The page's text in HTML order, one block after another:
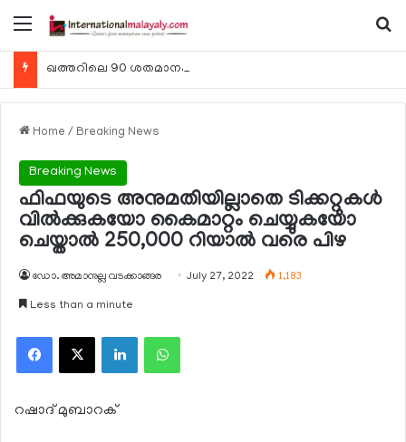
Menu
Home / Breaking News
Breaking News
ഫിഫയുടെ അനുമതിയില്ലാതെ ടിക്കറ്റുകള്‍
വില്‍ക്കുകയോ കൈമാറ്റം ചെയ്യുകയോ
ചെയ്താല്‍ 250,000 റിയാല്‍ വരെ പിഴ
ഡോ. അമാനുല്ല വടക്കാങ്ങര July 27, 2022 1,183
Less than a minute
Facebook
X LinkedInWhatsApp
റഷാദ് മുബാറക്